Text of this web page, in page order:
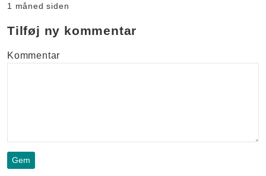
1 måned siden
Tilføj ny kommentar
Kommentar